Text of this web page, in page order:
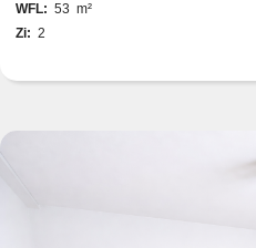
WFL: 53 m²
Zi: 2